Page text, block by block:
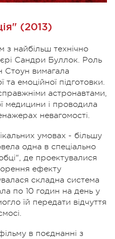
(2013)
з найбільш технічно
Сандри Буллок. Роль
Стоун вимагала
та емоційної підготовки.
астронавтами,
медицини і проводила
невагомості.
умовах - більшу
одна в спеціально
де проектувалися
ефекту
складна система
по 10 годин на день у
їй передати відчуття
в поєднанні з